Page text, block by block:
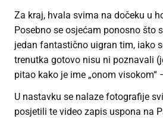
Za kraj, hvala svima na dočeku u
Posebno se osjećam ponosno što
jedan fantastično uigran tim, iako
trenutka gotovo nisu ni poznavali
pitao kako je ime „onom visokom“
U nastavku se nalaze fotografije
posjetili te video zapis uspona na